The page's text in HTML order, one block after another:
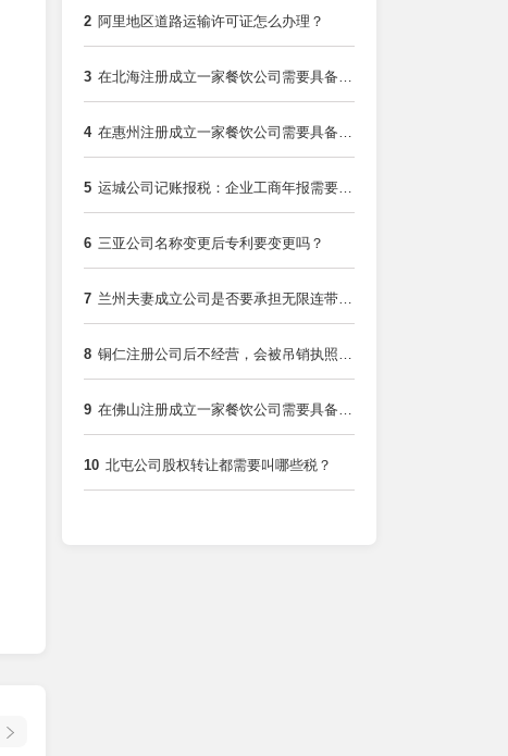
2 阿里地区道路运输许可证怎么办理？
3 在北海注册成立一家餐饮公司需要具备什
4 在惠州注册成立一家餐饮公司需要具备什
5 运城公司记账报税：企业工商年报需要了
6 三亚公司名称变更后专利要变更吗？
7 兰州夫妻成立公司是否要承担无限连带责
8 铜仁注册公司后不经营，会被吊销执照
9 在佛山注册成立一家餐饮公司需要具备什
10 北屯公司股权转让都需要叫哪些税？